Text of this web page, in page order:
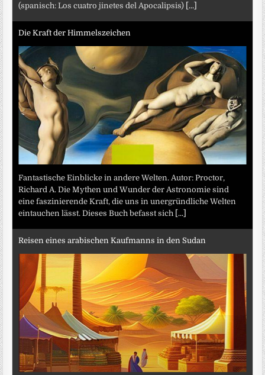
(spanisch: Los cuatro jinetes del Apocalipsis) [...]
Die Kraft der Himmelszeichen
Fantastische Einblicke in andere Welten. Autor: Proctor,
Richard A. Die Mythen und Wunder der Astronomie sind
eine faszinierende Kraft, die uns in unergründliche Welten
eintauchen lässt. Dieses Buch befasst sich [...]
Reisen eines arabischen Kaufmanns in den Sudan